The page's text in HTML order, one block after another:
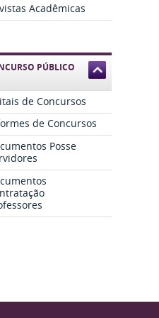
Acadêmicas
PÚBLICO
de Concursos
de Concursos
Posse